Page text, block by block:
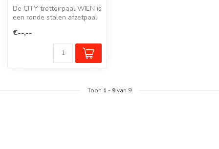
De CITY trottoirpaal WIEN is
een ronde stalen afzetpaal
€--,--
Toon 1 - 9van 9